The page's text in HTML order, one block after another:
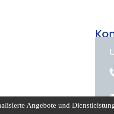
Angebote und